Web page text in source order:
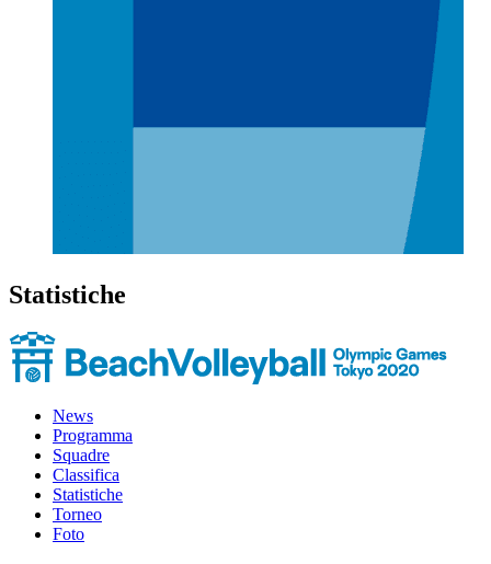
Statistiche
News
Programma
Squadre
Classifica
Statistiche
Torneo
Foto